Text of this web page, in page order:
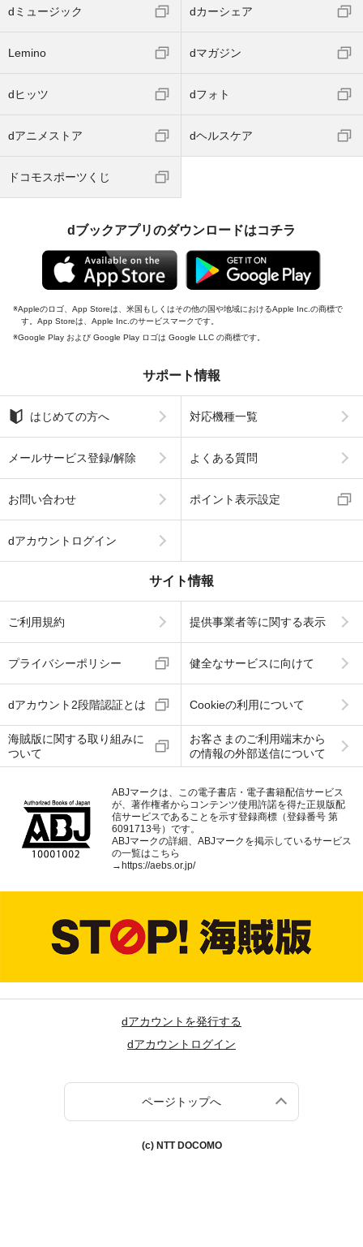
dミュージック dカーシェア
Lemino dマガジン
dヒッツ dフォト
dアニメストア dヘルスケア
ドコモスポーツくじ
dブックアプリのダウンロードはコチラ
Appleのロゴ、App Storeは、米国もしくはその他の国や地域におけるApple Inc.の商標で
す。App Storeは、Apple Inc.のサービスマークです。
Google Play および Google Play ロゴは Google LLC の商標です。
サポート情報
はじめての方へ 対応機種一覧
メールサービス登録/解除 よくある質問
お問い合わせ ポイント表示設定
dアカウントログイン
サイト情報
ご利用規約 提供事業者等に関する表示
プライバシーポリシー 健全なサービスに向けて
dアカウント2段階認証とは Cookieの利用について
海賊版に関する取り組みに
ついて
お客さまのご利用端末から
の情報の外部送信について
ABJマークは、この電子書店・電子書籍配信サービス
が、著作権者からコンテンツ使用許諾を得た正規版配
信サービスであることを示す登録商標（登録番号 第
6091713号）です。
ABJマークの詳細、ABJマークを掲示しているサービス
の一覧はこちら
→https://aebs.or.jp/
dアカウントを発行する
dアカウントログイン
ページトップへ
(c) NTT DOCOMO